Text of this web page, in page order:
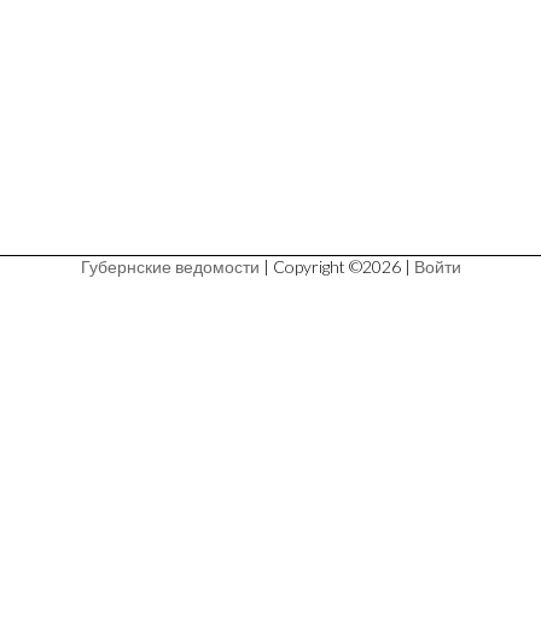
Губернские ведомости | Copyright ©2026 | Войти